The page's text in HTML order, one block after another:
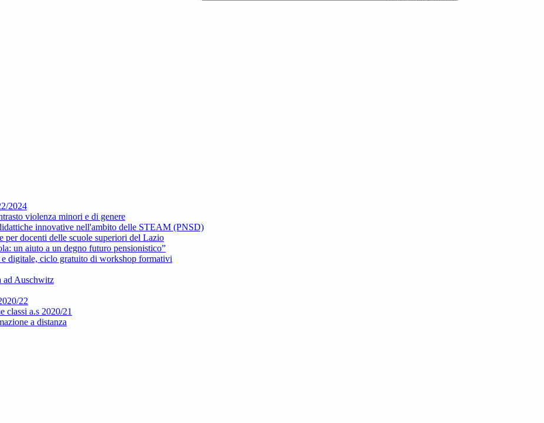
2024
violenza minori e di genere
innovative nell'ambito delle STEAM (PNSD)
per docenti delle scuole superiori del Lazio
un aiuto a un degno futuro pensionistico”
digitale, ciclo gratuito di workshop formativi
ad Auschwitz
22
classi a.s 2020/21
a distanza